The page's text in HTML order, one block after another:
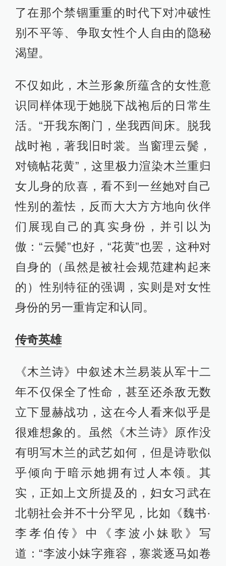
了在那个禁锢重重的时代下对冲破性
别不平等、争取女性个人自由的隐秘
渴望。
不仅如此，木兰形象所蕴含的女性意
识同样体现于她脱下战袍后的日常生
活。“开我东阁门，坐我西间床。脱我
战时袍，著我旧时裳。当窗理云鬓，
对镜帖花黄”，这里极力渲染木兰重归
女儿身的欣喜，看不到一丝她对自己
性别的羞怯，反而大大方方地向伙伴
们展现自己的真实身份，并引以为
傲：“云鬓”也好，“花黄”也罢，这种对
自身的（虽然是被社会规范建构起来
的）性别特征的强调，实则是对女性
身份的另一重肯定和认同。
传奇英雄
《木兰诗》中叙述木兰易装从军十二
年不仅保全了性命，甚至还杀敌无数
立下显赫战功，这在今人看来似乎是
很难想象的。虽然《木兰诗》原作没
有明写木兰的武艺如何，但是诗歌似
乎倾向于暗示她拥有过人本领。其
实，正如上文所提及的，妇女习武在
北朝社会并不十分罕见，比如《魏书·
李孝伯传》中《李波小妹歌》写
道：“李波小妹字雍容，寨裳逐马如卷